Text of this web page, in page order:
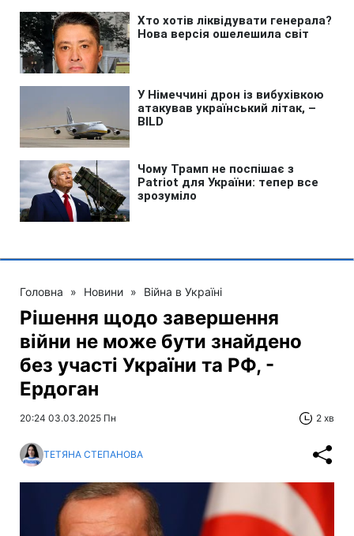
Головна » Новини » Війна в Україні
Рішення щодо завершення
війни не може бути знайдено
без участі України та РФ, -
Ердоган
20:24 03.03.2025 Пн 2 хв
ТЕТЯНА СТЕПАНОВА